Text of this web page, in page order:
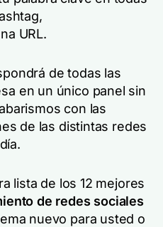
URL.
de todas las
en un único panel sin
con las
de las distintas redes
lista de los 12 mejores
de redes sociales
nuevo para usted o